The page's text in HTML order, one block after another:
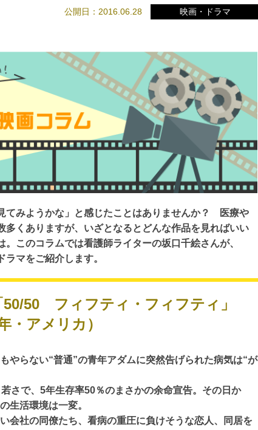
公開日：2016.06.28 映画・ドラマ
てみようかな」と感じたことはありませんか？ 医療や
多くありますが、いざとなるとどんな作品を見ればいい
このコラムでは看護師ライターの坂口千絵さんが、
ラマをご紹介します。
50 フィフティ・フィフティ」
・アメリカ）
やらない“普通”の青年アダムに突然告げられた病気は“が
さで、5年生存率50％のまさかの余命宣告。その日か
生活環境は一変。
会社の同僚たち、看病の重圧に負けそうな恋人、同居を